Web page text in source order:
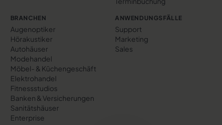
BRANCHEN
Augenoptiker
Hörakustiker
Autohäuser
Modehandel
Möbel- & Küchengeschäft
Elektrohandel
Fitnessstudios
Banken & Versicherungen
Sanitätshäuser
Enterprise
ANWENDUNGSFÄLLE
Support
Marketing
Sales